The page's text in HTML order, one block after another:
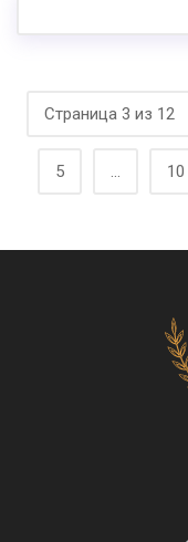
Страница 3 из 12
5 ... 10